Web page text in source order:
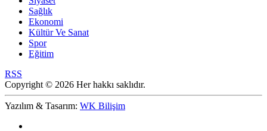
Sağlık
Ekonomi
Kültür Ve Sanat
Spor
Eğitim
RSS
Copyright © 2026 Her hakkı saklıdır.
Yazılım & Tasarım: WK Bilişim